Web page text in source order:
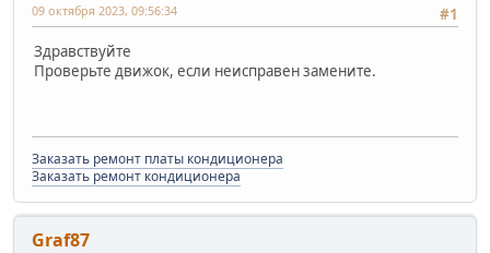
#1
09 октября 2023, 09:56:34
Здравствуйте
Проверьте движок, если неисправен замените.
Заказать ремонт платы кондиционера
Заказать ремонт кондиционера
Graf87